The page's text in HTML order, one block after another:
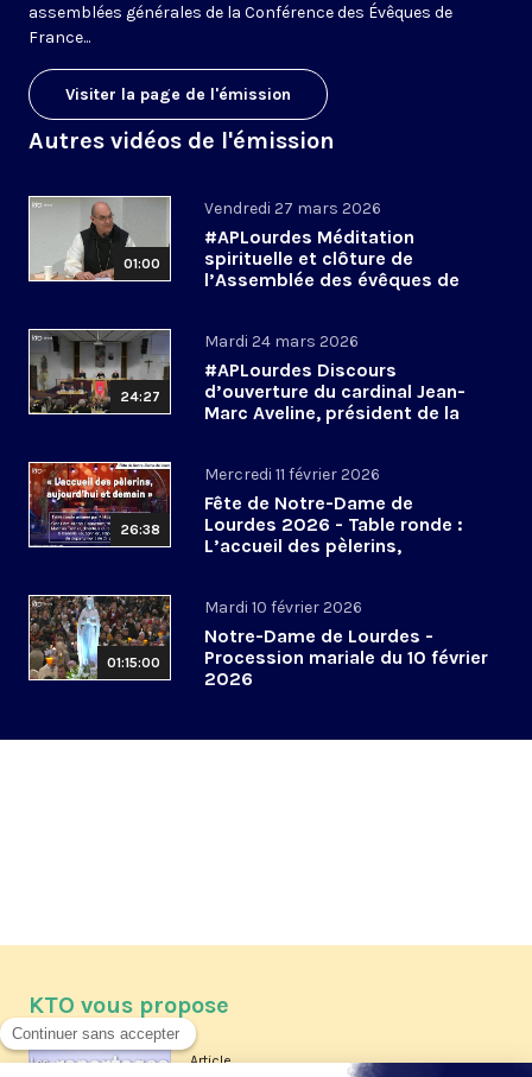
assemblées générales de la Conférence des Évêques de
France...
Visiter la page de l'émission
Autres vidéos de l'émission
01:00
Vendredi 27 mars 2026
#APLourdes Méditation
spirituelle et clôture de
l’Assemblée des évêques de
24:27
Mardi 24 mars 2026
#APLourdes Discours
d’ouverture du cardinal Jean-
Marc Aveline, président de la
26:38
Mercredi 11 février 2026
Fête de Notre-Dame de
Lourdes 2026 - Table ronde :
L’accueil des pèlerins,
01:15:00
Mardi 10 février 2026
Notre-Dame de Lourdes -
Procession mariale du 10 février
2026
KTO vous propose
Article